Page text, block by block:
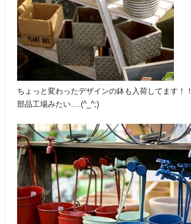
ちょっと変わったデザインの鉢も入荷してます！！
部品工場みたい….(^_^;)